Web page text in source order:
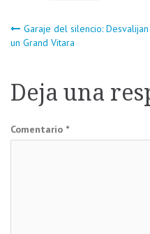
entradas
Garaje del silencio: Desvalijan
un Grand Vitara
Deja una
Comentario *